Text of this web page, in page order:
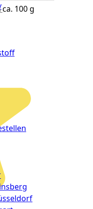
ca. 100 g